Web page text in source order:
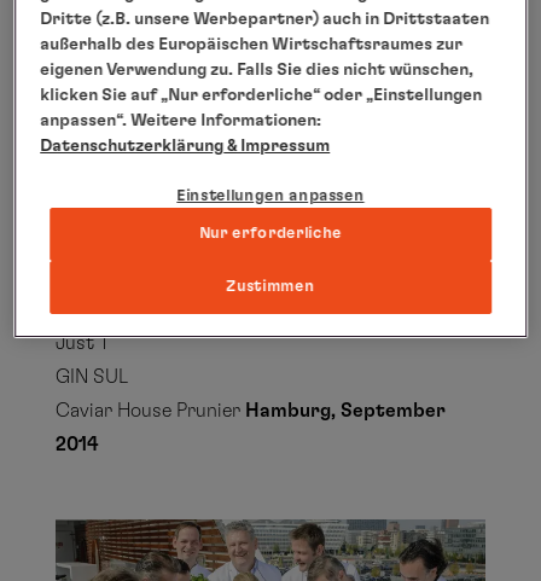
Weingut Balthasar Ress
Weingut Markgraf von Baden
Duval-Leroy
Sansibar WeineWeitere Akteure:Aale-Dieter
Tölzer Kasladen
Sweet Dreams
Sylter Royal - Dittmeyer's Austern-Compagnie
Just T
GIN SUL
Caviar House Prunier Hamburg, September
2014
Dritte (z.B. unsere Werbepartner) auch in Drittstaaten
außerhalb des Europäischen Wirtschaftsraumes zur
eigenen Verwendung zu. Falls Sie dies nicht wünschen,
klicken Sie auf „Nur erforderliche“ oder „Einstellungen
anpassen“. Weitere Informationen:
Datenschutzerklärung & Impressum
Einstellungen anpassen
Nur erforderliche
Zustimmen